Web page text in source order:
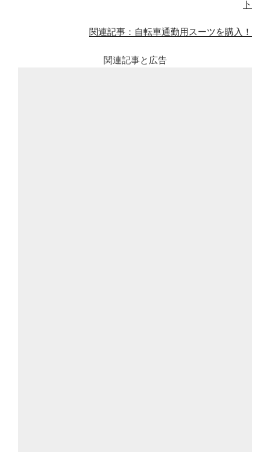
ト
関連記事：自転車通勤用スーツを購入！
関連記事と広告